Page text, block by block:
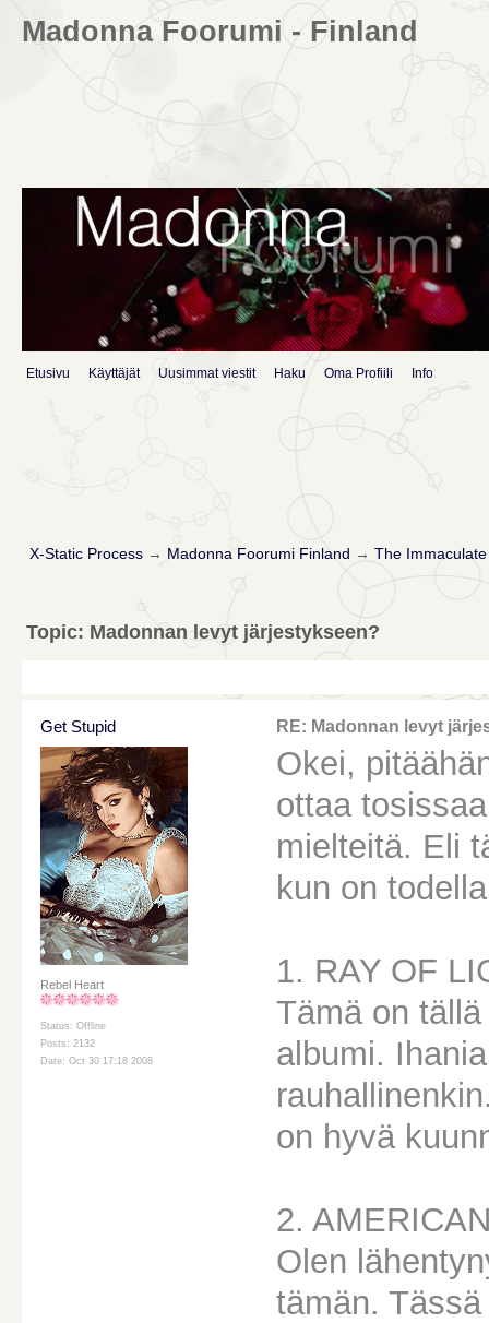
Madonna Foorumi - Finland
Etusivu Käyttäjät Uusimmat viestit Haku Oma Profiili Info
X-Static Process→ Madonna Foorumi Finland → The
Topic: Madonnan levyt järjestykseen?
Get Stupid
Rebel Heart
Status: Offline
Posts: 2132
Date: Oct 30 17:18 2008
RE: Madonnan levyt
Okei,
ottaa
mielteitä. Eli
kun on
1. RAY OF
Tämä on
albumi.
on hyvä
2.
Olen
tämän.